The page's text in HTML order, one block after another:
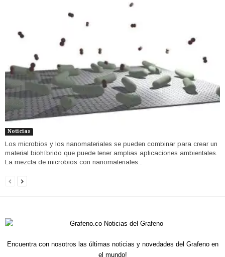
Noticias
Los microbios y los nanomateriales se pueden combinar para crear un
material biohíbrido que puede tener amplias aplicaciones ambientales.
La mezcla de microbios con nanomateriales...
Encuentra con nosotros las últimas noticias y novedades del Grafeno en
el mundo!